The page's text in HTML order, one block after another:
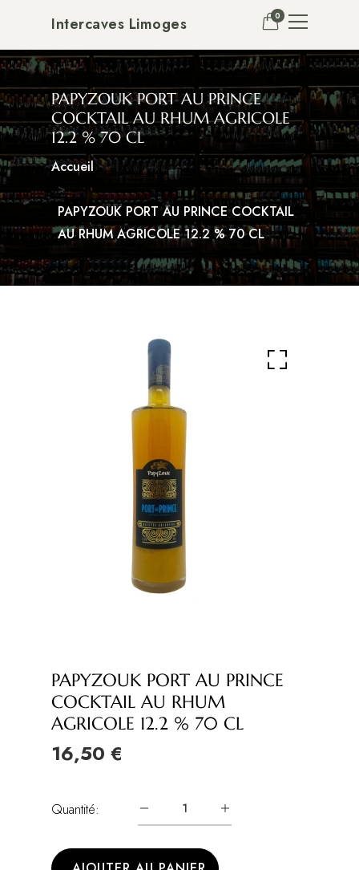
Intercaves Limoges 0
PAPYZOUK PORT AU PRINCE
COCKTAIL AU RHUM AGRICOLE
12.2 % 70 CL
Accueil
PAPYZOUK PORT AU PRINCE COCKTAIL
AU RHUM AGRICOLE 12.2 % 70 CL
PAPYZOUK PORT AU PRINCE
COCKTAIL AU RHUM
AGRICOLE 12.2 % 70 CL
16,50 €
Quantité: